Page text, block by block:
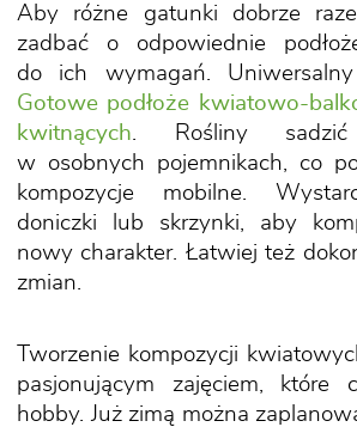
Aby różne gatunki dobrze
zadbać o odpowiednie
do ich wymagań.
Gotowe podłoże kwiatowo-
kwitnących. Rośliny
w osobnych pojemnikach, co
kompozycje mobilne.
doniczki lub skrzynki, aby
nowy charakter. Łatwiej też
zmian.
Tworzenie kompozycji
pasjonującym zajęciem, które
hobby. Już zimą można